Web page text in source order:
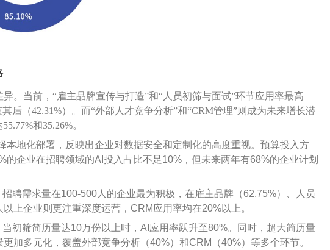
。当前，“雇主品牌宣传与打造”和“人员初筛与面试”环节应用率最高
其后（42.31%）。而“外部人才竞争分析”和“CRM管理”则成为未来增长潜
和35.26%。
本地化部署，反映出企业对数据安全和定制化的高度重视。预算投入方
的企业在招聘领域的AI投入占比不足10%，但未来两年有68%的企业计划
聘需求量在100-500人的企业最为积极，在雇主品牌（62.75%）、人员
上企业则更注重深度运营，CRM应用率均在20%以上。
初筛简历量达10万份以上时，AI应用率跃升至80%。同时，超大简历量
更加多元化，覆盖外部竞争分析（40%）和CRM（40%）等多个环节。